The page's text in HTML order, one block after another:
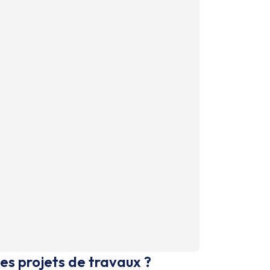
projets de travaux ?